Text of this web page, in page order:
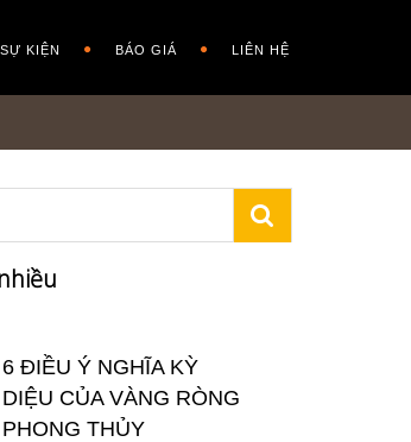
KIỆN BÁO GIÁ LIÊN HỆ
6 ĐIỀU Ý NGHĨA KỲ
DIỆU CỦA VÀNG RÒNG
PHONG THỦY